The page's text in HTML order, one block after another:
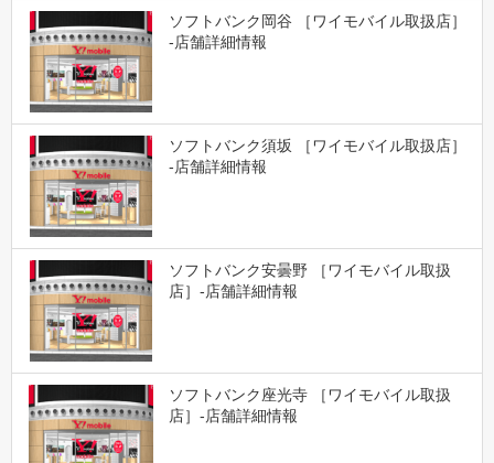
ソフトバンク岡谷 ［ワイモバイル取扱店］
-店舗詳細情報
ソフトバンク須坂 ［ワイモバイル取扱店］
-店舗詳細情報
ソフトバンク安曇野 ［ワイモバイル取扱
店］-店舗詳細情報
ソフトバンク座光寺 ［ワイモバイル取扱
店］-店舗詳細情報